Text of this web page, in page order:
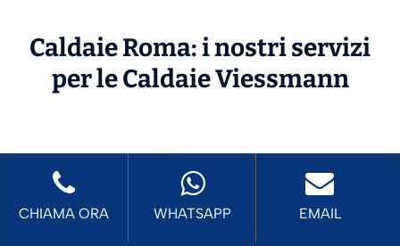
Caldaie Roma: i nostri servizi
per le CaldaieViessmann
CHIAMA ORA WHATSAPP EMAIL